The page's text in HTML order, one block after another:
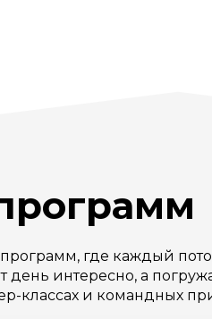
где каждый
интересно, а
классах и командных